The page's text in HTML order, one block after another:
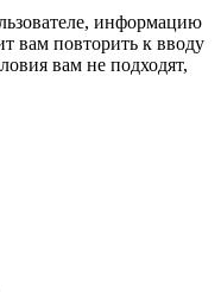
информацию
вам повторить к вводу
вам не подходят,